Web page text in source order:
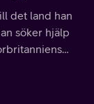
det land han
söker hjälp